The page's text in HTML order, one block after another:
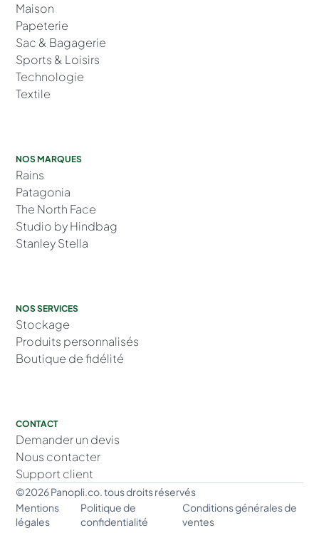
Maison
Papeterie
Sac & Bagagerie
Sports & Loisirs
Technologie
Textile
NOS MARQUES
Rains
Patagonia
The North Face
Studio by Hindbag
Stanley Stella
NOS SERVICES
Stockage
Produits personnalisés
Boutique de fidélité
CONTACT
Demander un devis
Nous contacter
Support client
©2026 Panopli.co. tous droits réservés
Mentions
légales
Politique de
confidentialité
Conditions générales de
ventes